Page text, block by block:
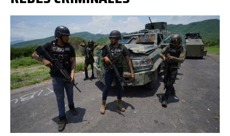
IMG_20240320_131825_098.jpg